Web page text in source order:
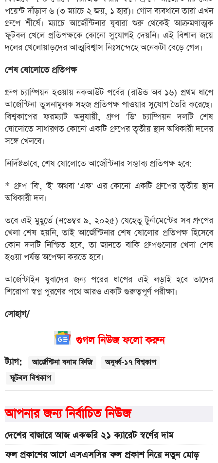
পয়েন্ট দাঁড়াল ৬ (৩ ম্যাচে ২ জয়, ১ হার)। গোল ব্যবধানে তারা এখন
গ্রুপে শীর্ষে। ম্যাচে আর্জেন্টিনার যুবারা শুরু থেকেই আক্রমণাত্মক
ফুটবল খেলে প্রতিপক্ষকে কোনো সুযোগই দেয়নি। এই বিশাল জয়ে
দলের খেলোয়াড়দের আত্মবিশ্বাস নিঃসন্দেহে অনেকটা বেড়ে গেল।
শেষ ষোলোতে প্রতিপক্ষ
গ্রুপ চ্যাম্পিয়ন হওয়ায় নকআউট পর্বের (রাউন্ড অব ১৬) প্রথম ধাপে
আর্জেন্টিনা তুলনামূলক সহজ প্রতিপক্ষ পাওয়ার সুযোগ তৈরি করেছে।
বিশ্বকাপের ফরম্যাট অনুযায়ী, গ্রুপ 'ডি' চ্যাম্পিয়ন দলটি শেষ
ষোলোতে সাধারণত কোনো একটি গ্রুপের তৃতীয় স্থান অধিকারী দলের
সঙ্গে খেলবে।
নির্দিষ্টভাবে, শেষ ষোলোতে আর্জেন্টিনার সম্ভাব্য প্রতিপক্ষ হবে:
* গ্রুপ 'বি', 'ই' অথবা 'এফ' এর কোনো একটি গ্রুপের তৃতীয় স্থান
অধিকারী দল।
তবে এই মুহূর্তে (নভেম্বর ৯, ২০২৫) যেহেতু টুর্নামেন্টের সব গ্রুপের
খেলা শেষ হয়নি, তাই আর্জেন্টিনার শেষ ষোলোর প্রতিপক্ষ হিসেবে
কোন দলটি নিশ্চিত হবে, তা জানতে বাকি গ্রুপগুলোর খেলা শেষ
হওয়া পর্যন্ত অপেক্ষা করতে হবে।
আর্জেন্টাইন যুবাদের জন্য পরের ধাপের এই লড়াই হবে তাদের
শিরোপা স্বপ্ন পূরণের পথে আরও একটি গুরুত্বপূর্ণ পরীক্ষা।
সোহাগ/
গুগল নিউজ ফলো করুন
ট্যাগ: আর্জেন্টিনা বনাম ফিজি
অনূর্ধ্ব-১৭ বিশ্বকাপ
ফুটবল বিশ্বকাপ
আপনার জন্য নির্বাচিত নিউজ
দেশের বাজারে আজ একভরি ২১ ক্যারেট স্বর্ণের দাম
ফল প্রকাশের আগে এসএসসির ফল প্রকাশ নিয়ে নতুন মোড়